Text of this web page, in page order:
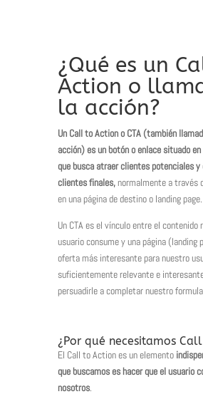
¿Qué es un
Action o
la acción?
Un Call to Action o CTA (también
acción) es un botón o enlace situado
que busca atraer clientes potenciales
clientes finales,normalmente a través
en una página de destino o landing page.
Un CTA es el vínculo entre el contenido
usuario consume y una página (landing
oferta más interesante para nuestro
suficientemente relevante e
persuadirle a completar nuestro
¿Por qué necesitamos
El Call to Action es un elemento
que buscamos es hacer que el usuario
nosotros.